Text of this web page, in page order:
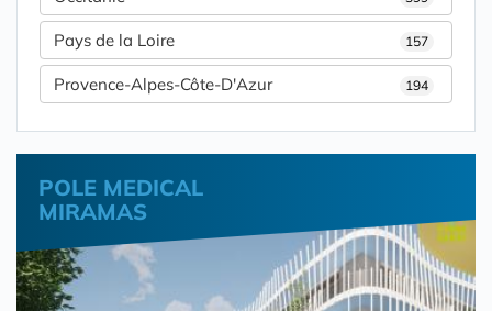
Pays de la Loire 157
Provence-Alpes-Côte-D'Azur 194
POLE MEDICAL
MIRAMAS